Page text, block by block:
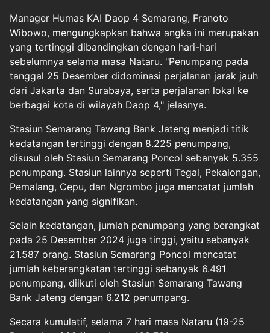
Manager Humas KAI Daop 4 Semarang, Franoto
Wibowo, mengungkapkan bahwa angka ini merupakan
yang tertinggi dibandingkan dengan hari-hari
sebelumnya selama masa Nataru. "Penumpang pada
tanggal 25 Desember didominasi perjalanan jarak jauh
dari Jakarta dan Surabaya, serta perjalanan lokal ke
berbagai kota di wilayah Daop 4," jelasnya.
Stasiun Semarang Tawang Bank Jateng menjadi titik
kedatangan tertinggi dengan 8.225 penumpang,
disusul oleh Stasiun Semarang Poncol sebanyak 5.355
penumpang. Stasiun lainnya seperti Tegal, Pekalongan,
Pemalang, Cepu, dan Ngrombo juga mencatat jumlah
kedatangan yang signifikan.
Selain kedatangan, jumlah penumpang yang berangkat
pada 25 Desember 2024 juga tinggi, yaitu sebanyak
21.587 orang. Stasiun Semarang Poncol mencatat
jumlah keberangkatan tertinggi sebanyak 6.491
penumpang, diikuti oleh Stasiun Semarang Tawang
Bank Jateng dengan 6.212 penumpang.
Secara kumulatif, selama 7 hari masa Nataru (19-25